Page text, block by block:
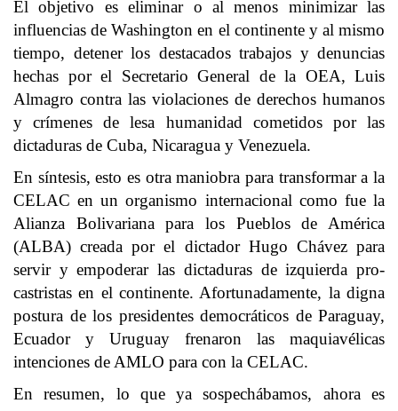
El objetivo es eliminar o al menos minimizar las
influencias de Washington en el continente y al mismo
tiempo, detener los destacados trabajos y denuncias
hechas por el Secretario General de la OEA, Luis
Almagro contra las violaciones de derechos humanos
y crímenes de lesa humanidad cometidos por las
dictaduras de Cuba, Nicaragua y Venezuela.
En síntesis, esto es otra maniobra para transformar a la
CELAC en un organismo internacional como fue la
Alianza Bolivariana para los Pueblos de América
(ALBA) creada por el dictador Hugo Chávez para
servir y empoderar las dictaduras de izquierda pro-
castristas en el continente. Afortunadamente, la digna
postura de los presidentes democráticos de Paraguay,
Ecuador y Uruguay frenaron las maquiavélicas
intenciones de AMLO para con la CELAC.
En resumen, lo que ya sospechábamos, ahora es